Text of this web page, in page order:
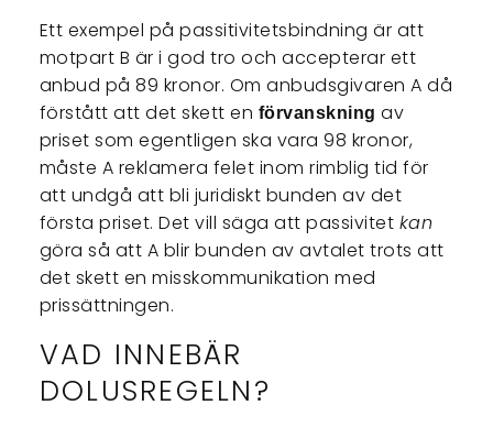
Ett exempel på passitivitetsbindning är att
motpart B är i god tro och accepterar ett
anbud på 89 kronor. Om anbudsgivaren A då
förstått att det skett en förvanskning av
priset som egentligen ska vara 98 kronor,
måste A reklamera felet inom rimblig tid för
att undgå att bli juridiskt bunden av det
första priset. Det vill säga att passivitet kan
göra så att A blir bunden av avtalet trots att
det skett en misskommunikation med
prissättningen.
VAD INNEBÄR
DOLUSREGELN?